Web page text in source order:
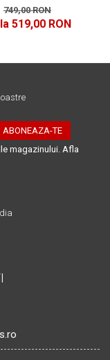
749,00 RON
519,00 RON
magazinului. Afla